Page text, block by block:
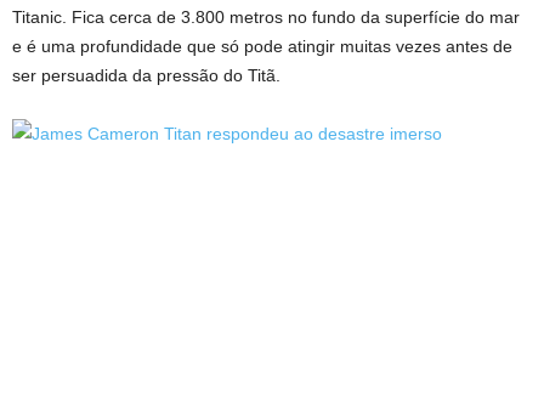
Titanic. Fica cerca de 3.800 metros no fundo da superfície do mar
e é uma profundidade que só pode atingir muitas vezes antes de
ser persuadida da pressão do Titã.